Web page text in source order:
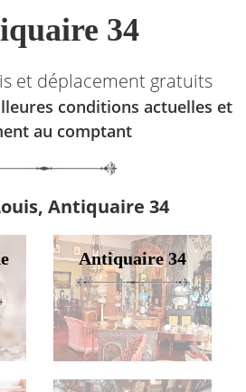
34
et déplacement gratuits
conditions actuelles et
au comptant
Antiquaire 34
Antiquaire 34